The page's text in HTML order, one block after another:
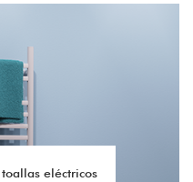
eléctricos